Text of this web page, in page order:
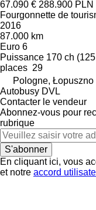
67.090 € 288.900 PLN
Fourgonnette de
2016
87.000 km
Euro 6
Puissance 170 ch
places 29
Pologne, Łopuszno
Autobusy DVL
Contacter le vendeur
Abonnez-vous pour
rubrique
S'abonner
En cliquant ici, vous
et notre accord